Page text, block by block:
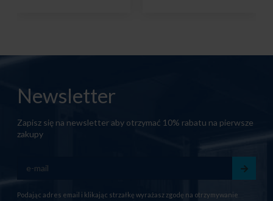
Newsletter
Zapisz się na newsletter aby otrzymać 10% rabatu na pierwsze
zakupy
Podając adres email i klikając strzałkę wyrażasz zgodę na otrzymywanie